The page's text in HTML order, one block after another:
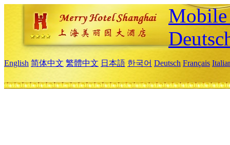
English 简体中文 繁體中文 日本語 한국어 Deutsch Français